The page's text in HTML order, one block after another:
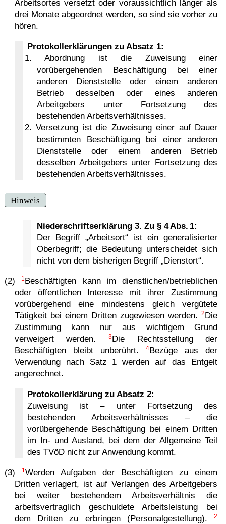
Arbeitsortes versetzt oder voraussichtlich länger als
drei Monate abgeordnet werden, so sind sie vorher zu
hören.
Protokollerklärungen zu Absatz 1:
1. Abordnung ist die Zuweisung einer
vorübergehenden Beschäftigung bei einer
anderen Dienststelle oder einem anderen
Betrieb desselben oder eines anderen
Arbeitgebers unter Fortsetzung des
bestehenden Arbeitsverhältnisses.
2. Versetzung ist die Zuweisung einer auf Dauer
bestimmten Beschäftigung bei einer anderen
Dienststelle oder einem anderen Betrieb
desselben Arbeitgebers unter Fortsetzung des
bestehenden Arbeitsverhältnisses.
Hinweis
Niederschriftserklärung 3. Zu § 4 Abs. 1:
Der Begriff „Arbeitsort“ ist ein generalisierter
Oberbegriff; die Bedeutung unterscheidet sich
nicht von dem bisherigen Begriff „Dienstort“.
(2) 1 Beschäftigten kann im dienstlichen/betrieblichen
oder öffentlichen Interesse mit ihrer Zustimmung
vorübergehend eine mindestens gleich vergütete
Tätigkeit bei einem Dritten zugewiesen werden.2Die
Zustimmung kann nur aus wichtigem Grund
verweigert werden.
3Die Rechtsstellung der
Beschäftigten bleibt unberührt.4Bezüge aus der
Verwendung nach Satz 1 werden auf das Entgelt
angerechnet.
Protokollerklärung zu Absatz 2:
Zuweisung ist – unter Fortsetzung des
bestehenden Arbeitsverhältnisses – die
vorübergehende Beschäftigung bei einem Dritten
im In- und Ausland, bei dem der Allgemeine Teil
des TVöD nicht zur Anwendung kommt.
(3) 1 Werden Aufgaben der Beschäftigten zu einem
Dritten verlagert, ist auf Verlangen des Arbeitgebers
bei weiter bestehendem Arbeitsverhältnis die
arbeitsvertraglich geschuldete Arbeitsleistung bei
dem Dritten zu erbringen (Personalgestellung).2